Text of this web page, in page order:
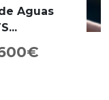
Aguas